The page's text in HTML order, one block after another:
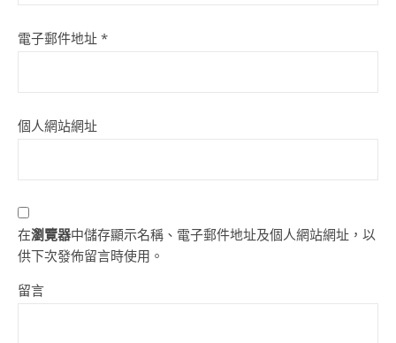
電子郵件地址 *
個人網站網址
在瀏覽器中儲存顯示名稱、電子郵件地址及個人網站網址，以
供下次發佈留言時使用。
留言